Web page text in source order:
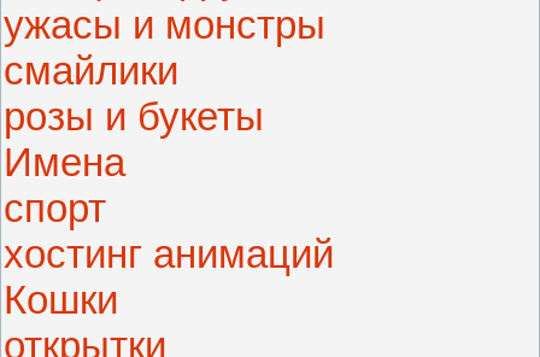
ужасы и монстры
смайлики
розы и букеты
Имена
спорт
хостинг анимаций
Кошки
открытки